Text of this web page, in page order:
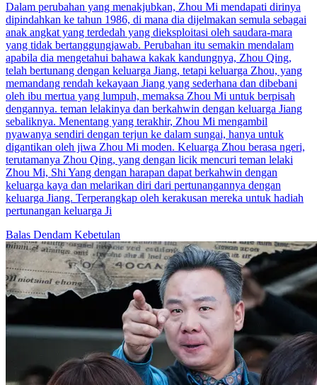
Dalam perubahan yang menakjubkan, Zhou Mi mendapati dirinya
dipindahkan ke tahun 1986, di mana dia dijelmakan semula sebagai
anak angkat yang terdedah yang dieksploitasi oleh saudara-mara
yang tidak bertanggungjawab. Perubahan itu semakin mendalam
apabila dia mengetahui bahawa kakak kandungnya, Zhou Qing,
telah bertunang dengan keluarga Jiang, tetapi keluarga Zhou, yang
memandang rendah kekayaan Jiang yang sederhana dan dibebani
oleh ibu mertua yang lumpuh, memaksa Zhou Mi untuk berpisah
dengannya. teman lelakinya dan berkahwin dengan keluarga Jiang
sebaliknya. Menentang yang terakhir, Zhou Mi mengambil
nyawanya sendiri dengan terjun ke dalam sungai, hanya untuk
digantikan oleh jiwa Zhou Mi moden. Keluarga Zhou berasa ngeri,
terutamanya Zhou Qing, yang dengan licik mencuri teman lelaki
Zhou Mi, Shi Yang dengan harapan dapat berkahwin dengan
keluarga kaya dan melarikan diri dari pertunangannya dengan
keluarga Jiang. Terperangkap oleh kerakusan mereka untuk hadiah
pertunangan keluarga Ji
Balas Dendam Kebetulan